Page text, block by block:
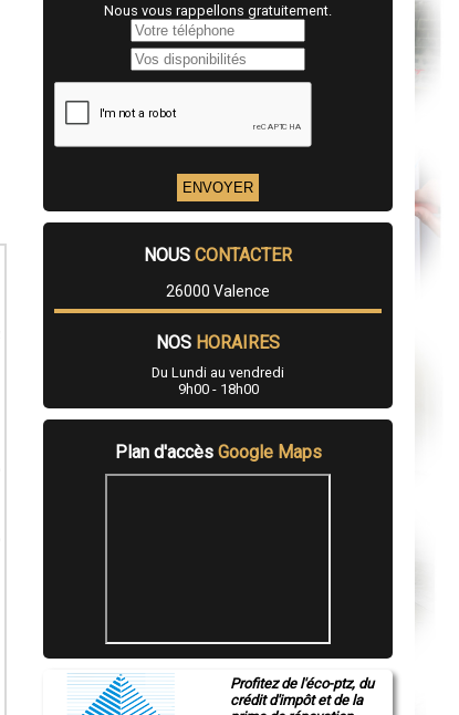
Nous vous rappellons gratuitement.
NOUS CONTACTER
26000 Valence
NOS HORAIRES
Du Lundi au vendredi
9h00 - 18h00
Plan d'accès Google Maps
Profitez de l'éco-ptz, du
crédit d'impôt et de la